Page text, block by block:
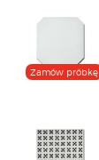
Zamów próbkę